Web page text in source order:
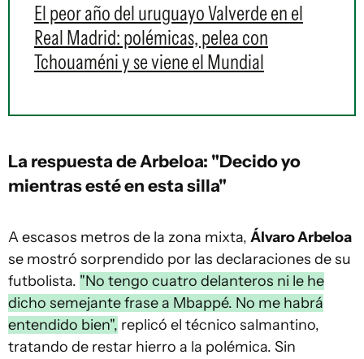
El peor año del uruguayo Valverde en el
Real Madrid: polémicas, pelea con
Tchouaméni y se viene el Mundial
La respuesta de Arbeloa: "Decido yo
mientras esté en esta silla"
A escasos metros de la zona mixta, Álvaro Arbeloa
se mostró sorprendido por las declaraciones de su
futbolista. "No tengo cuatro delanteros ni le he
dicho semejante frase a Mbappé. No me habrá
entendido bien", replicó el técnico salmantino,
tratando de restar hierro a la polémica. Sin